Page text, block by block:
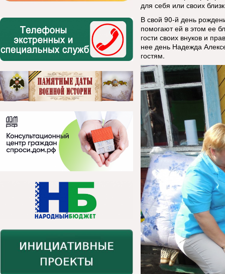
для себя или своих
В свой 90-й день
помогают ей в этом ее
гости своих внуков и
нее день Надежда
гостям.